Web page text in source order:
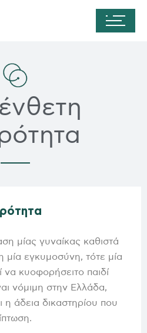
μίας γυναίκας καθιστά
μία εγκυμοσύνη, τότε μία
να κυοφορήσειτο παιδί
νόμιμη στην Ελλάδα,
η άδεια δικαστηρίου που